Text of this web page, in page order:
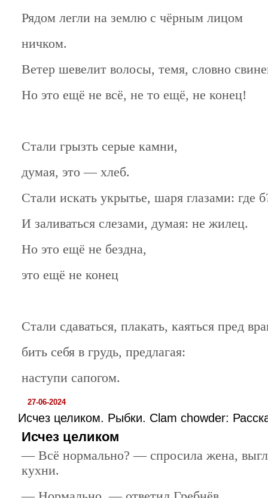
Рядом легли на землю с чёрным лицом
ничком.
Ветер шевелит волосы, темя, словно
Но это ещё не всё, не то ещё, не конец!
Стали грызть серые камни,
думая, это — хлеб.
Стали искать укрытье, шаря глазами: где
И заливаться слезами, думая: не жилец.
Но это ещё не бездна,
это ещё не конец
Стали сдаваться, плакать, каяться пред
бить себя в грудь, предлагая:
наступи сапогом.
27-06-2024
Исчез целиком. Рыбки. Clam chowder:
Исчез целиком
— Всё нормально? — спросила жена,
кухни.